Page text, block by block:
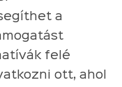
a
felé
ott, ahol